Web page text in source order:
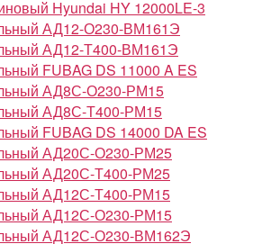
Hyundai HY 12000LE-3
АД12-О230-ВМ161Э
АД12-Т400-ВМ161Э
FUBAG DS 11000 A ES
АД8С-О230-РМ15
АД8С-Т400-РМ15
FUBAG DS 14000 DA ES
АД20С-О230-РМ25
АД20С-Т400-РМ25
АД12С-Т400-РМ15
АД12С-О230-РМ15
АД12С-О230-ВМ162Э